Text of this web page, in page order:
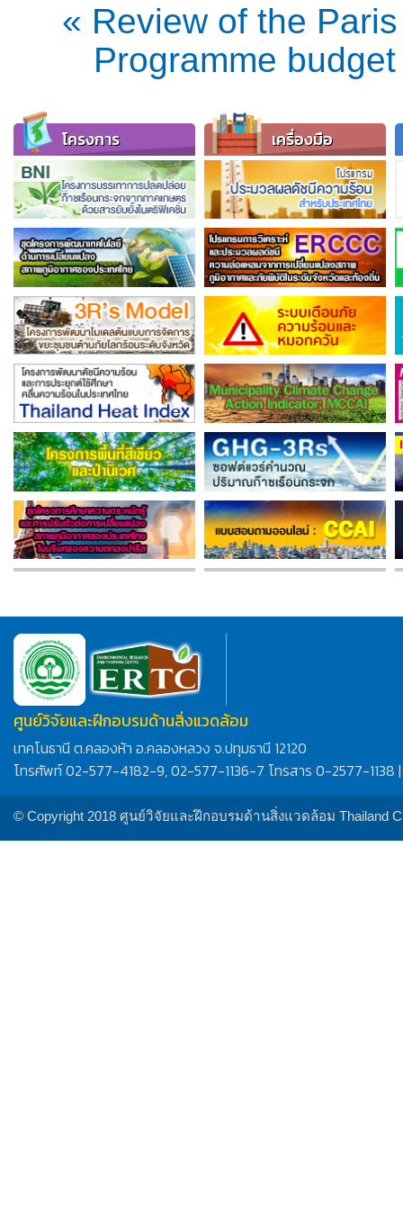
« Review of the
Programme
โครงการ เครื่องมือ
ศูนย์วิจัยและฝึกอบรมด้านสิ่งแวดล้อม
เทคโนธานี ต.คลองห้า อ.คลองหลวง จ.ปทุมธานี 12120
โทรศัพท์ 02-577-4182-9, 02-577-1136-7 โทรสาร 0-2577-1138
© Copyright 2018 ศูนย์วิจัยและฝึกอบรมด้านสิ่งแวดล้อม Thailand